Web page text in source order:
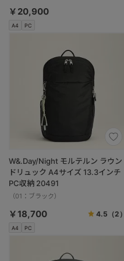
A4 PC
￥20,900
A4 PC
W&.Day/Night モルテルン ラウン
ドリュック A4サイズ 13.3インチ
PC収納 20491
（01：ブラック）
￥18,700 4.5 （2）